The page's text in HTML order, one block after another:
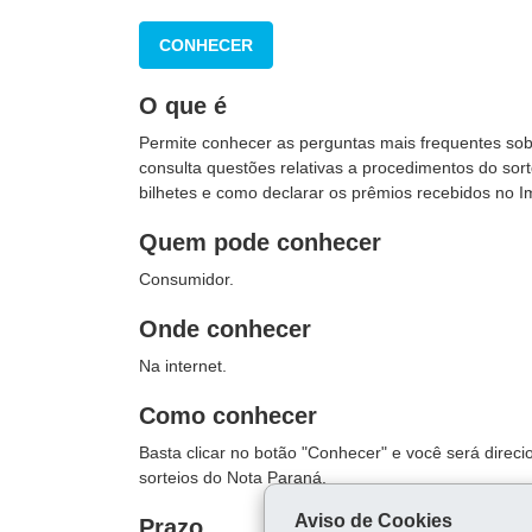
CONHECER
O que é
Permite conhecer as perguntas mais frequentes
consulta questões relativas a procedimentos do
bilhetes e como declarar os prêmios recebidos no
Quem pode conhecer
Consumidor.
Onde conhecer
Na internet.
Como conhecer
Basta clicar no botão "Conhecer" e você será
sorteios do Nota Paraná.
Aviso de Cookies